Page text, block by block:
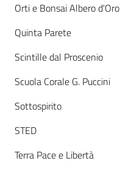
Tutti
gli
Seguici
su
Orti e Bonsai Albero d'Oro
Quinta Parete
Scintille dal Proscenio
Scuola Corale G. Puccini
Sottospirito
STED
Terra Pace e Libertà